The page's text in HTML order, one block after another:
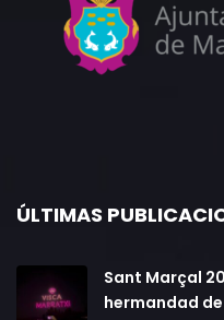
ÚLTIMAS
Sant Marçal
hermandad